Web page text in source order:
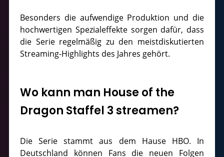
Besonders die aufwendige Produktion und die
hochwertigen Spezialeffekte sorgen dafür, dass
die Serie regelmäßig zu den meistdiskutierten
Streaming-Highlights des Jahres gehört.
Wo kann man House of the
Dragon Staffel 3 streamen?
Die Serie stammt aus dem Hause HBO. In
Deutschland können Fans die neuen Folgen